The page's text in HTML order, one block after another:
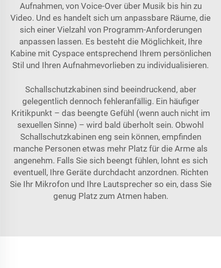
Aufnahmen, von Voice-Over über Musik bis hin zu
Video. Und es handelt sich um anpassbare Räume, die
sich einer Vielzahl von Programm-Anforderungen
anpassen lassen. Es besteht die Möglichkeit, Ihre
Kabine mit Cyspace entsprechend Ihrem persönlichen
Stil und Ihren Aufnahmevorlieben zu individualisieren.
Schallschutzkabinen sind beeindruckend, aber
gelegentlich dennoch fehleranfällig. Ein häufiger
Kritikpunkt – das beengte Gefühl (wenn auch nicht im
sexuellen Sinne) – wird bald überholt sein. Obwohl
Schallschutzkabinen eng sein können, empfinden
manche Personen etwas mehr Platz für die Arme als
angenehm. Falls Sie sich beengt fühlen, lohnt es sich
eventuell, Ihre Geräte durchdacht anzordnen. Richten
Sie Ihr Mikrofon und Ihre Lautsprecher so ein, dass Sie
genug Platz zum Atmen haben.